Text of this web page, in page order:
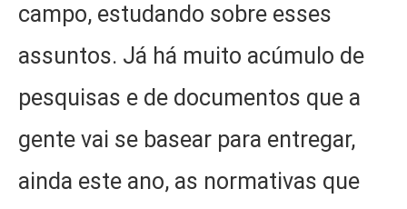
campo, estudando sobre esses
assuntos. Já há muito acúmulo de
pesquisas e de documentos que a
gente vai se basear para entregar,
ainda este ano, as normativas que